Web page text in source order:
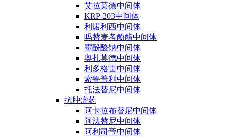
艾拉莫德中间体
KRP-203中间体
利诺利西中间体
吗替麦考酚酯中间体
霉酚酸钠中间体
奥扎莫德中间体
利多格雷中间体
索鲁普利中间体
托法替尼中间体
抗肿瘤药
阿卡拉布替尼中间体
阿法替尼中间体
阿利司帝中间体